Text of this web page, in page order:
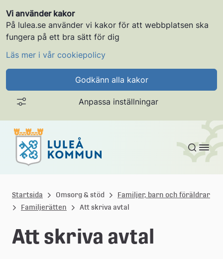
Vi använder kakor
På lulea.se använder vi kakor för att webbplatsen ska
fungera på ett bra sätt för dig
Läs mer i vår cookiepolicy
Godkänn alla kakor
Anpassa inställningar
Gå till innehållet
u
l
e
Startsida Omsorg & stöd
Familjer, barn och föräldrar
Familjerätten
Att skriva avtal
Att skriva avtal